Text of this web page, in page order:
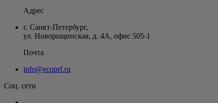
Адрес
г. Санкт-Петербург,
ул. Новорощинская, д. 4А, офис 505-1
Почта
info@ecoprf.ru
Соц. сети